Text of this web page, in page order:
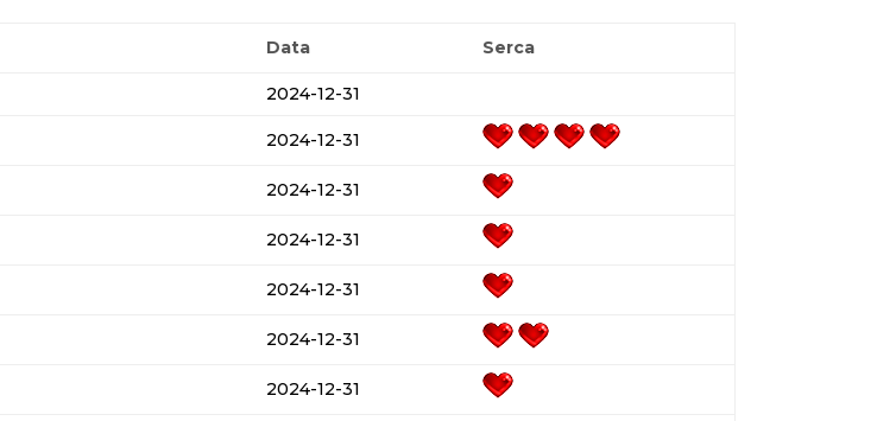
Data Serca
2024-12-31
2024-12-31
2024-12-31
2024-12-31
2024-12-31
2024-12-31
2024-12-31